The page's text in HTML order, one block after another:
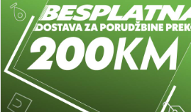
Fuse baštenski alati -
lančane testere
13 14 - PUMPA ULJA